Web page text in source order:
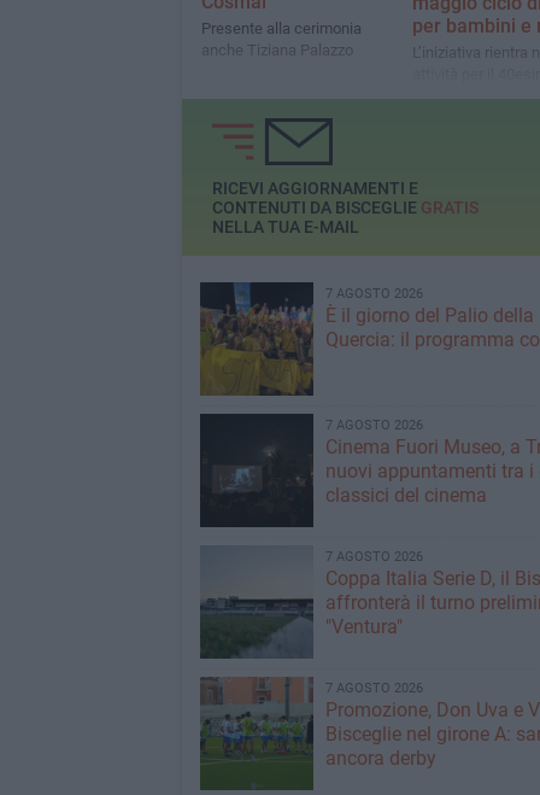
Presente alla cerimonia
anche Tiziana Palazzo
per bambini e
L’iniziativa rientra
anniversario della
RICEVI AGGIORNAMENTI E
CONTENUTI DA BISCEGLIE GRATIS
NELLA TUA E-MAIL
7 AGOSTO 2026
È il giorno del Palio della
Quercia: il programma
7 AGOSTO 2026
Cinema Fuori Museo, a
nuovi appuntamenti tra i
classici del cinema
7 AGOSTO 2026
Coppa Italia Serie D, il
affronterà il turno
"Ventura"
7 AGOSTO 2026
Promozione, Don Uva e
Bisceglie nel girone A:
ancora derby